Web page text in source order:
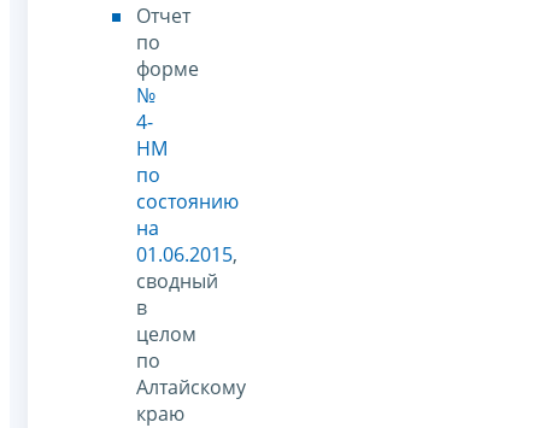
Отчет
по
форме
№
4-
НМ
по
состоянию
на
01.06.2015,
сводный
в
целом
по
Алтайскому
краю